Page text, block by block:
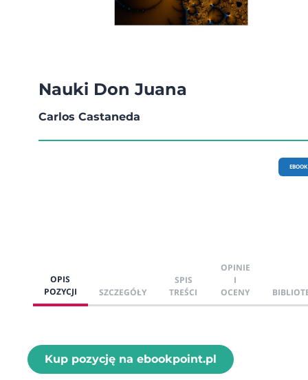
Nauki Don Juana
Carlos Castaneda
EBOOK
OPIS
POZYCJI
SZCZEGÓŁY
SPIS
TREŚCI
OPINIE
I
OCENY
Kup pozycję na ebookpoint.pl